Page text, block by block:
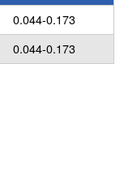
0.044-0.173
0.044-0.173